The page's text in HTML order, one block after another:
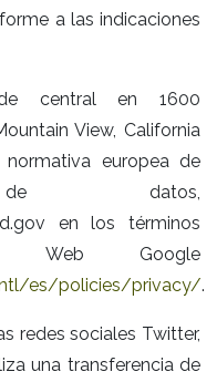
a las indicaciones
central en 1600
View, California
europea de
de datos,
en los términos
Google
es/policies/privacy/.
redes sociales Twitter,
una transferencia de